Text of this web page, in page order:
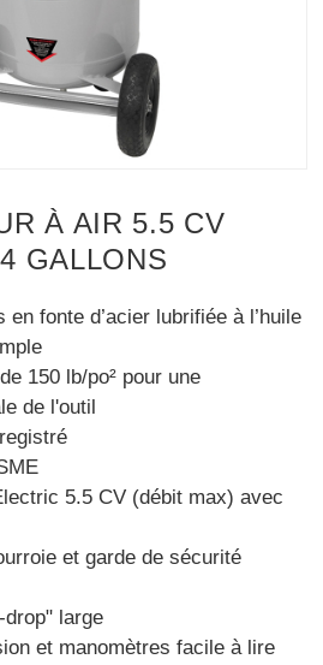
À AIR 5.5 CV
GALLONS
fonte d’acier lubrifiée à l’huile
150 lb/po² pour une
de l'outil
5.5 CV (débit max) avec
et garde de sécurité
drop" large
et manomètres facile à lire